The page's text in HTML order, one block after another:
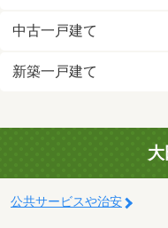
中古一戸建て
新築一戸建て
公共サービスや治安